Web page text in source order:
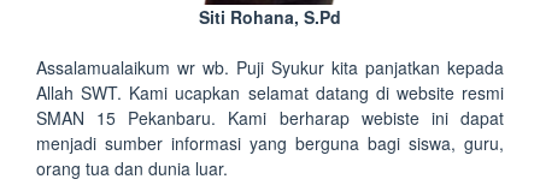
Siti Rohana, S.Pd
Assalamualaikum wr wb. Puji Syukur kita panjatkan kepada
Allah SWT. Kami ucapkan selamat datang di website resmi
SMAN 15 Pekanbaru. Kami berharap webiste ini dapat
menjadi sumber informasi yang berguna bagi siswa, guru,
orang tua dan dunia luar.